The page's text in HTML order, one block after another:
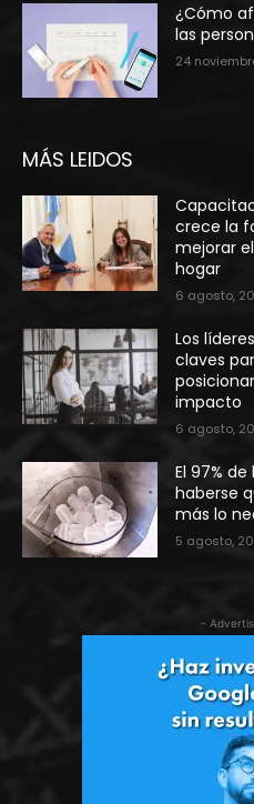
¿Cómo
las
24
MÁS LEIDOS
crece la
mejorar
hogar
6 agosto,
Los
claves
impacto
6 agosto,
El 97%
haberse
más lo
5 agosto,
-